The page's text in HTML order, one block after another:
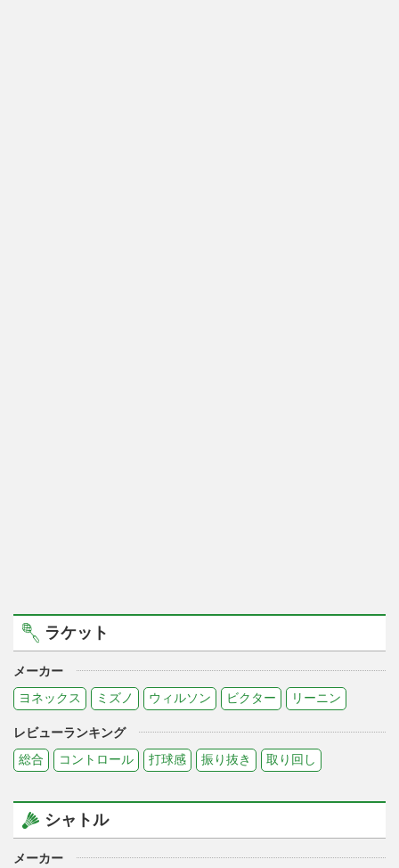
ラケット
メーカー
ヨネックス
ミズノ ウィルソン ビクター リーニン
レビューランキング
総合
コントロール 打球感 振り抜き 取り回し
シャトル
メーカー